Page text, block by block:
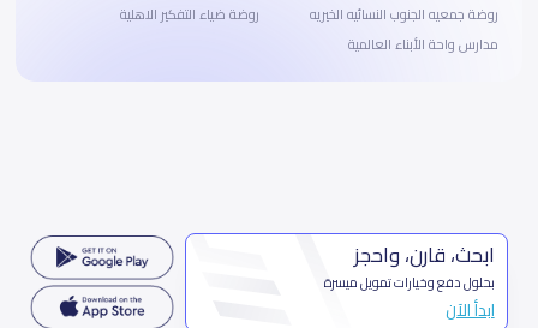
روضة جمعيه الجنوب النسائيه الخيريه
مدارس واحة الأبناء العالمية
روضة ضياء التفكير الاهلية
ابحث، قارن، واحجز
بحلول دفع وخيارات تمويل ميسرة
ابدأ الآن